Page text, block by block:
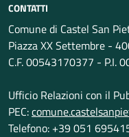
CONTATTI
Comune di Castel San
Piazza XX Settembre -
C.F. 00543170377 - P.I.
Ufficio Relazioni con il
PEC:
Telefono: +39 051